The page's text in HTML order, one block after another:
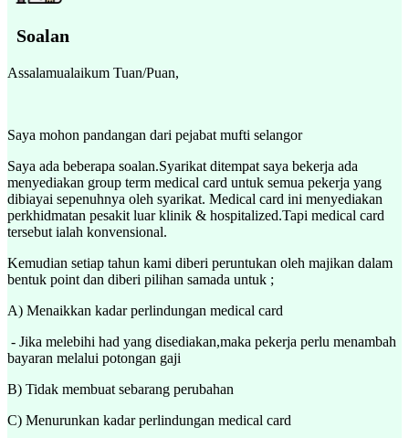
Soalan
Assalamualaikum Tuan/Puan,
Saya mohon pandangan dari pejabat mufti selangor
Saya ada beberapa soalan.Syarikat ditempat saya bekerja ada
menyediakan group term medical card untuk semua pekerja yang
dibiayai sepenuhnya oleh syarikat. Medical card ini menyediakan
perkhidmatan pesakit luar klinik & hospitalized.Tapi medical card
tersebut ialah konvensional.
Kemudian setiap tahun kami diberi peruntukan oleh majikan dalam
bentuk point dan diberi pilihan samada untuk ;
A) Menaikkan kadar perlindungan medical card
- Jika melebihi had yang disediakan,maka pekerja perlu menambah
bayaran melalui potongan gaji
B) Tidak membuat sebarang perubahan
C) Menurunkan kadar perlindungan medical card